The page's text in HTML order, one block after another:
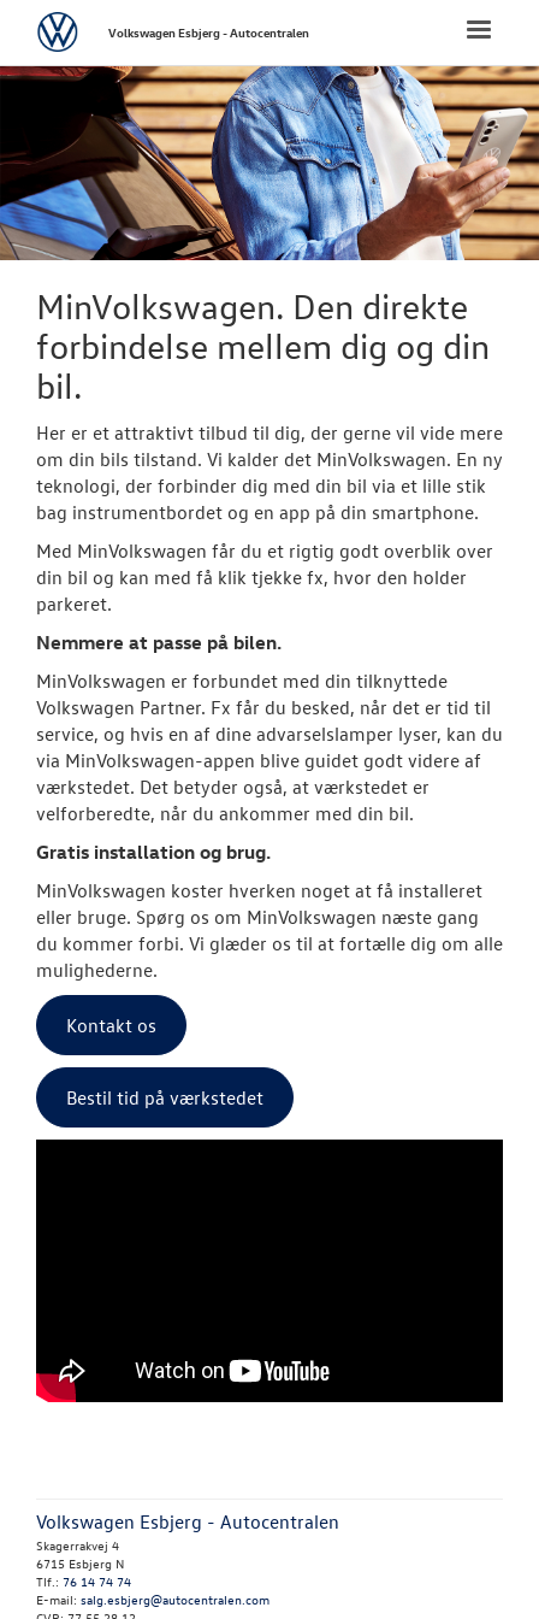
FORSIDE
NYE
NYE VAREBILER
BRUGTE BILER
VÆRKSTED
Hjulskifte
Koncepter og
VW Connect
Volkswagen
Service Cam
Toggle
VolkswagenVolkswagen Esbjerg - Autocentralen
MinVolkswagen. Den direkte
forbindelse mellem dig og din
bil.
Her er et attraktivt tilbud til dig, der gerne vil vide mere
om din bils tilstand. Vi kalder det MinVolkswagen. En ny
teknologi, der forbinder dig med din bil via et lille stik
bag instrumentbordet og en app på din smartphone.
Med MinVolkswagen får du et rigtig godt overblik over
din bil og kan med få klik tjekke fx, hvor den holder
parkeret.
Nemmere at passe på bilen.
MinVolkswagen er forbundet med din tilknyttede
Volkswagen Partner. Fx får du besked, når det er tid til
service, og hvis en af dine advarselslamper lyser, kan du
via MinVolkswagen-appen blive guidet godt videre af
værkstedet. Det betyder også, at værkstedet er
velforberedte, når du ankommer med din bil.
Gratis installation og brug.
MinVolkswagen koster hverken noget at få installeret
eller bruge. Spørg os om MinVolkswagen næste gang
du kommer forbi. Vi glæder os til at fortælle dig om alle
mulighederne.
Kontakt os
Bestil tid på værkstedet
Volkswagen Esbjerg - Autocentralen
Skagerrakvej 4
6715 Esbjerg N
Tlf.: 76 14 74 74
E-mail: salg.esbjerg@autocentralen.com